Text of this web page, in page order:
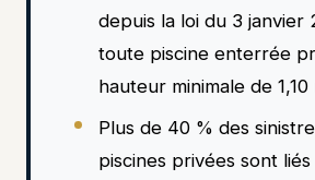
depuis la loi du 3 janvier
toute piscine enterrée
hauteur minimale de 1,10
Plus de 40 % des
piscines privées sont liés